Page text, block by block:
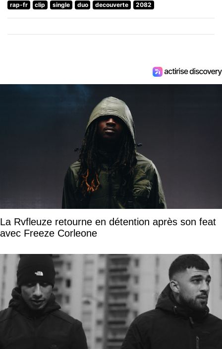
rap-fr clip single duo decouverte 2082
La Rvfleuze retourne en détention après son feat
avec Freeze Corleone